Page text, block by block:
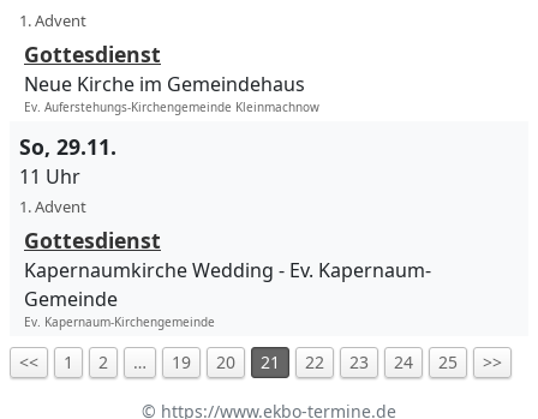
1. Advent
Gottesdienst
Neue Kirche im Gemeindehaus
Ev. Auferstehungs-Kirchengemeinde Kleinmachnow
So, 29.11.
11 Uhr
1. Advent
Gottesdienst
Kapernaumkirche Wedding
Ev. Kapernaum-
Gemeinde
Ev. Kapernaum-Kirchengemeinde
<< 1 2 … 19 20 21 22 23 24 25 >>
© https://www.ekbo-termine.de